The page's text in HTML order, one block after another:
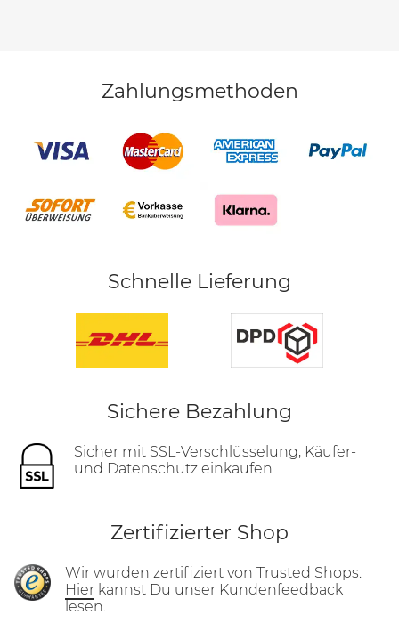
Zahlungsmethoden
Schnelle Lieferung
Sichere Bezahlung
Sicher mit SSL-Verschlüsselung, Käufer-
und Datenschutz einkaufen
Zertifizierter Shop
Wir wurden zertifiziert von Trusted Shops.
Hier kannst Du unser Kundenfeedback
lesen.